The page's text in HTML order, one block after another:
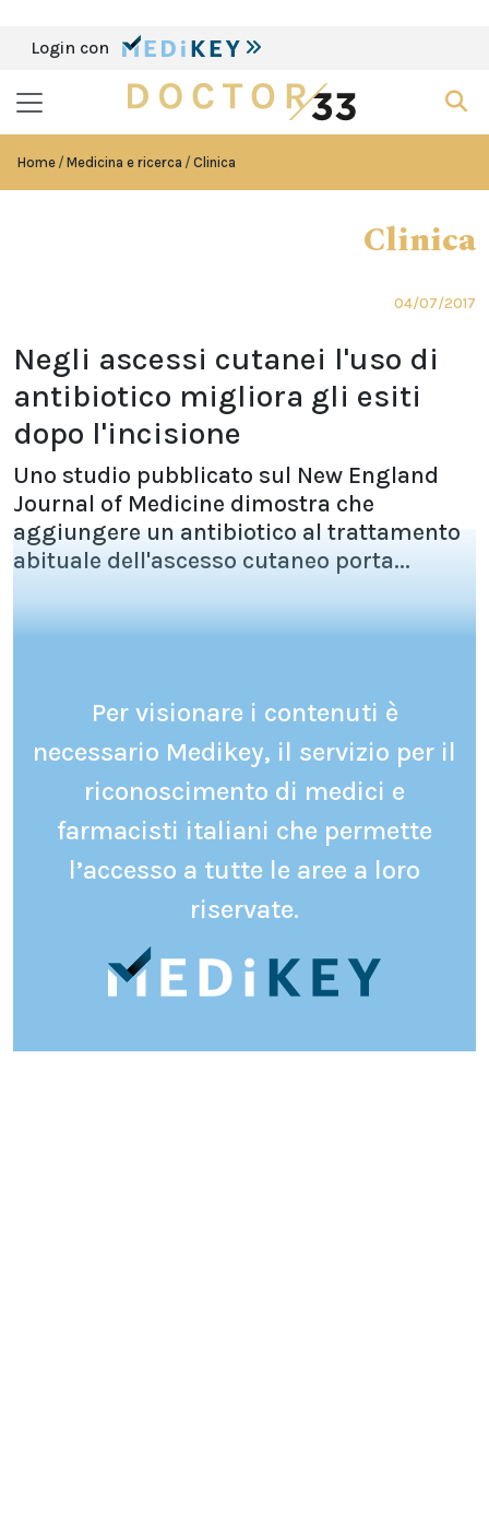
Login con
Home Medicina e ricerca Clinica
Clinica
04/07/2017
Negli ascessi cutanei l'uso di
antibiotico migliora gli esiti
dopo l'incisione
Uno studio pubblicato sul New England
Journal of Medicine dimostra che
aggiungere un antibiotico al trattamento
abituale dell'ascesso cutaneo porta...
Per visionare i contenuti è
necessario Medikey, il servizio per il
riconoscimento di medici e
farmacisti italiani che permette
l’accesso a tutte le aree a loro
riservate.